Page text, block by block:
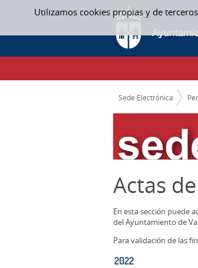
Utilizamos cookies propias y de
Saltar al contenido
2022 - ACTAS MESAS
CAMINO DE MIGAS
Sede Electrónica
Actas
En esta sección puede
del Ayuntamiento de
Para validación de las
2022